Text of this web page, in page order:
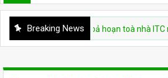
Breaking News
trong vụ hoả hoạn toà nhà ITC năm 2002